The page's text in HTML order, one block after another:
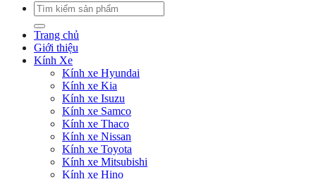
Tìm
kiếm:
Trang chủ
Giới thiệu
Kính Xe
Kính xe Hyundai
Kính xe Kia
Kính xe Isuzu
Kính xe Samco
Kính xe Thaco
Kính xe Nissan
Kính xe Toyota
Kính xe Mitsubishi
Kính xe Hino